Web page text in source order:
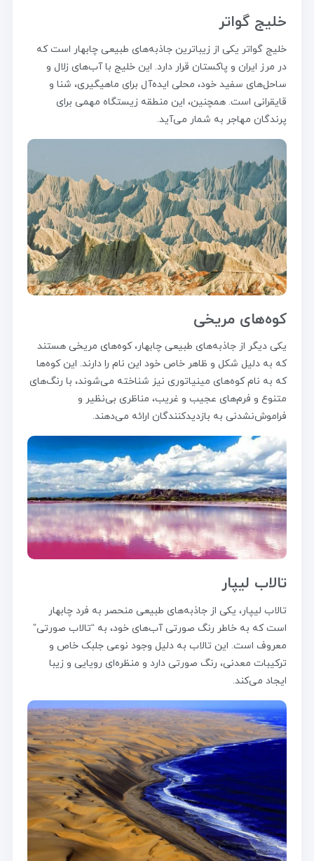
خلیج گواتر
خلیج گواتر یکی از زیباترین جاذبه‌های طبیعی چابهار است که
در مرز ایران و پاکستان قرار دارد. این خلیج با آب‌های زلال و
ساحل‌های سفید خود، محلی ایده‌آل برای ماهیگیری، شنا و
قایقرانی است. همچنین، این منطقه زیستگاه مهمی برای
پرندگان مهاجر به شمار می‌آید.
کوه‌های مریخی
یکی دیگر از جاذبه‌های طبیعی چابهار، کوه‌های مریخی هستند
که به دلیل شکل و ظاهر خاص خود این نام را دارند. این کوه‌ها
که به نام کوه‌های مینیاتوری نیز شناخته می‌شوند، با رنگ‌های
متنوع و فرم‌های عجیب و غریب، مناظری بی‌نظیر و
فراموش‌نشدنی به بازدیدکنندگان ارائه می‌دهند.
تالاب لیپار
تالاب لیپار، یکی از جاذبه‌های طبیعی منحصر به فرد چابهار
است که به خاطر رنگ صورتی آب‌های خود، به “تالاب صورتی”
معروف است. این تالاب به دلیل وجود نوعی جلبک خاص و
ترکیبات معدنی، رنگ صورتی دارد و منظره‌ای رویایی و زیبا
ایجاد می‌کند.